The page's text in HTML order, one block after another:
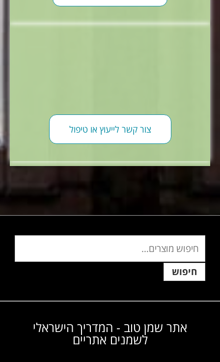
צור קשר לייעוץ או טיפול
חיפוש
אתר שמן טוב - המדריך הישראלי
לשמנים אתריים